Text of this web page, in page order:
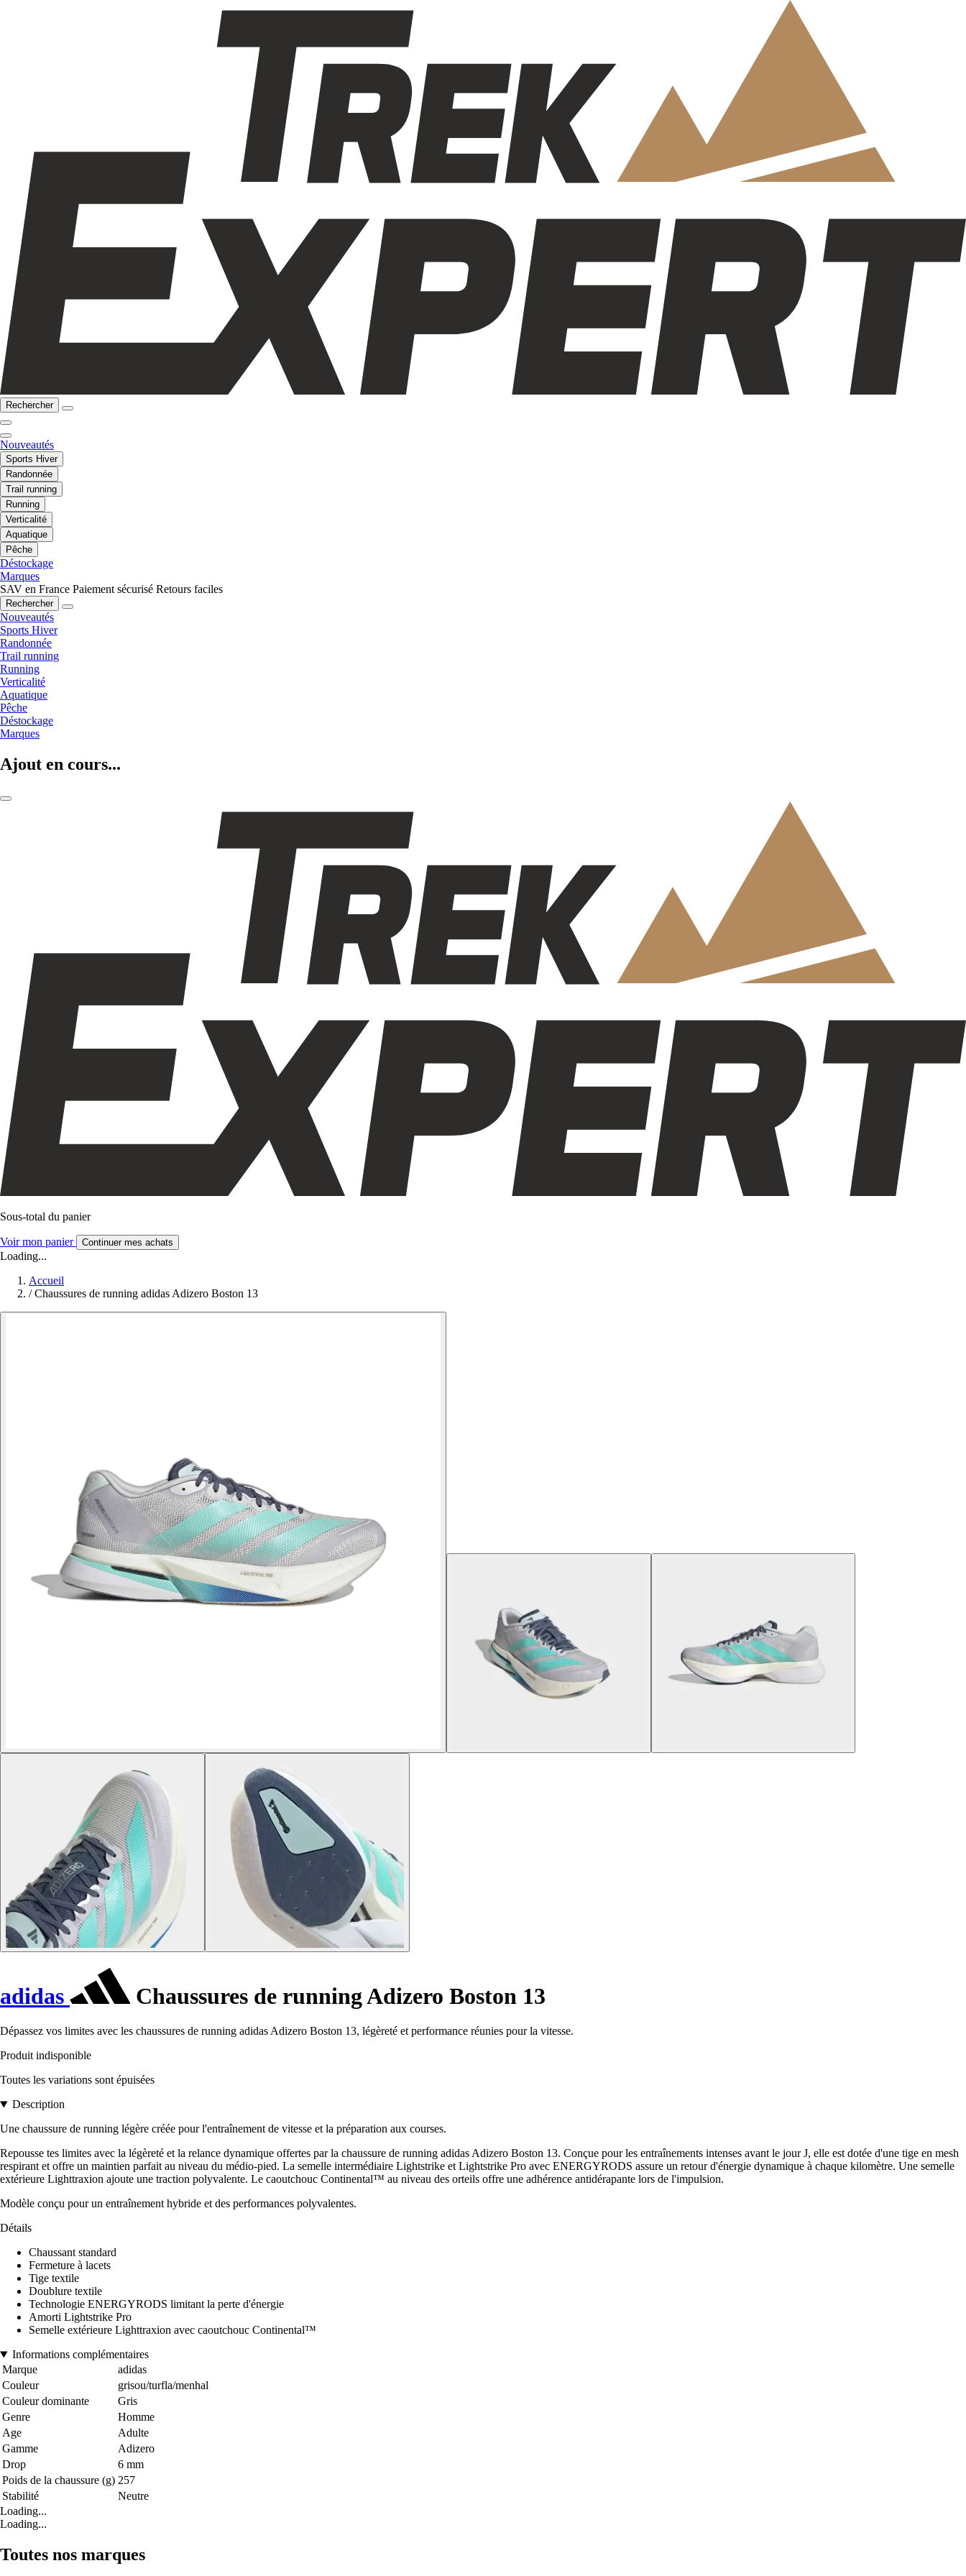
Rechercher
Nouveautés
Sports Hiver
Randonnée
Trail running
Running
Verticalité
Aquatique
Pêche
Déstockage
Marques
SAV en France Paiement sécurisé Retours faciles
Rechercher
Nouveautés
Sports Hiver
Randonnée
Trail running
Running
Verticalité
Aquatique
Pêche
Déstockage
Marques
Ajout en cours...
Sous-total du panier
Voir mon panier Continuer mes achats
Loading...
Accueil
/ Chaussures de running adidas Adizero Boston 13
adidas Chaussures de running Adizero Boston 13
Dépassez vos limites avec les chaussures de running adidas Adizero Boston 13, légèreté et performance réunies pour la vitesse.
Produit indisponible
Toutes les variations sont épuisées
Description
Une chaussure de running légère créée pour l'entraînement de vitesse et la préparation aux courses.
Repousse tes limites avec la légèreté et la relance dynamique offertes par la chaussure de running adidas Adizero Boston 13. Conçue pour les entraînements intenses avant le jour J, elle est dotée d'une tige en mesh
respirant et offre un maintien parfait au niveau du médio-pied. La semelle intermédiaire Lightstrike et Lightstrike Pro avec ENERGYRODS assure un retour d'énergie dynamique à chaque kilomètre. Une semelle
extérieure Lighttraxion ajoute une traction polyvalente. Le caoutchouc Continental™ au niveau des orteils offre une adhérence antidérapante lors de l'impulsion.
Modèle conçu pour un entraînement hybride et des performances polyvalentes.
Détails
Chaussant standard
Fermeture à lacets
Tige textile
Doublure textile
Technologie ENERGYRODS limitant la perte d'énergie
Amorti Lightstrike Pro
Semelle extérieure Lighttraxion avec caoutchouc Continental™
Informations complémentaires
Marque
adidas
Couleur
grisou/turfla/menhal
Couleur dominante
Gris
Genre
Homme
Age
Adulte
Gamme
Adizero
Drop
6 mm
Poids de la chaussure (g) 257
Stabilité
Neutre
Loading...
Loading...
Toutes nos marques